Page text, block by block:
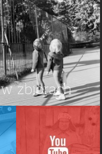
zbiorach